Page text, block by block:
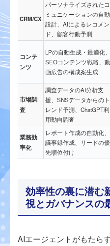
CRM/CX
パーソナライズされたコ
ミュニケーションの自動
設計、AIによるレコメン
ド、顧客行動予測
コンテ
ンツ
LPの自動生成・最適化、
SEOコンテンツ戦略、動
画広告の構成案生成
市場調
査
調査データのAI分析支
援、SNSデータからのト
レンド予測、ChatGPT利
用動向調査
業務効
率化
レポート作成の自動化、
議事録作成、リードの優
先順位付け
効率性の裏に潜
視とガバナンスの
AIエージェントがもたら